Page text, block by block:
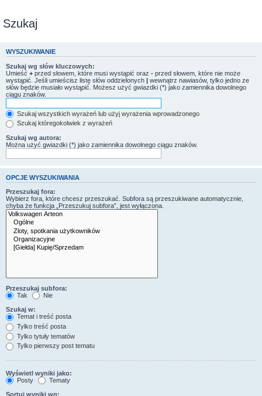
Szukaj
WYSZUKIWANIE
Szukaj wg słów kluczowych:
Umieść + przed słowem, które musi wystąpić oraz - przed słowem, które nie może
wystąpić. Jeśli umieścisz listę słów oddzielonych | wewnątrz nawiasów, tylko jedno ze
słów będzie musiało wystąpić. Możesz użyć gwiazdki (*) jako zamiennika dowolnego
ciągu znaków.
Szukaj wszystkich wyrażeń lub użyj wyrażenia wprowadzonego
Szukaj któregokolwiek z wyrażeń
Szukaj wg autora:
Można użyć gwiazdki (*) jako zamiennika dowolnego ciągu znaków.
OPCJE WYSZUKIWANIA
Przeszukaj fora:
Wybierz fora, które chcesz przeszukać. Subfora są przeszukiwane automatycznie,
chyba że funkcja „Przeszukuj subfora”, jest wyłączona.
Przeszukaj subfora:
Tak
Nie
Szukaj w:
Temat i treść posta
Tylko treść posta
Tylko tytuły tematów
Tylko pierwszy post tematu
Wyświetl wyniki jako:
Posty
Tematy
Sortuj wyniki wg: